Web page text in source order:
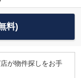
料)
が物件探しをお手